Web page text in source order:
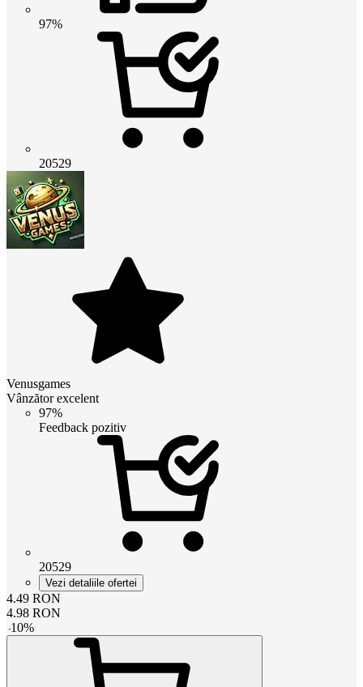
97%
20529
Venusgames
Vânzător excelent
97%
Feedback pozitiv
20529
Vezi detaliile ofertei
4.49 RON
4.98 RON
-10%